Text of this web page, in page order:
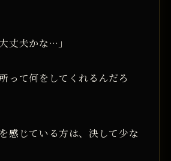
丈夫かな…」
って何をしてくれるんだろ
感じている方は、決して少な